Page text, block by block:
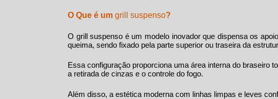
O Que é um grill suspenso?
O grill suspenso é um modelo inovador que dispensa os
queima, sendo fixado pela parte superior ou traseira da
Essa configuração proporciona uma área interna do braseiro
a retirada de cinzas e o controle do fogo.
Além disso, a estética moderna com linhas limpas e leves